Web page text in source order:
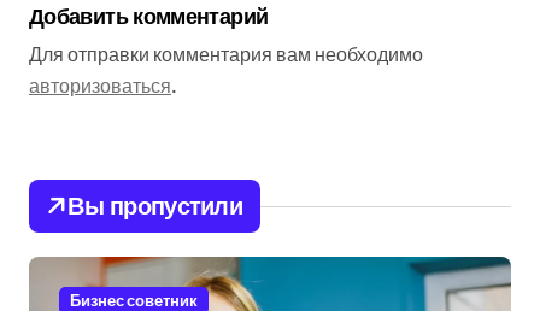
Добавить комментарий
Для отправки комментария вам необходимо
авторизоваться.
Вы пропустили
Бизнес советник